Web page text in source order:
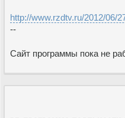
http://www.rzdtv.ru/2012/06/
--
Сайт программы пока не